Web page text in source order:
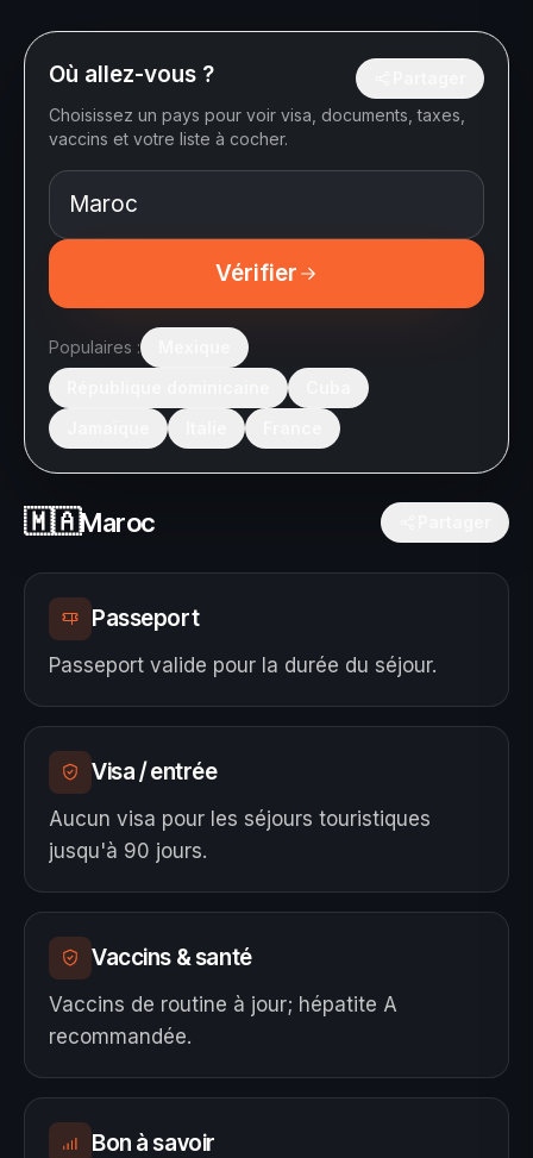
Où allez-vous ?
Choisissez un pays pour voir visa, documents, taxes,
vaccins et votre liste à cocher.
Vérifier
Populaires :
🇲🇦Maroc
Passeport
Passeport valide pour la durée du séjour.
Visa / entrée
Aucun visa pour les séjours touristiques
jusqu'à 90 jours.
Vaccins & santé
Vaccins de routine à jour; hépatite A
recommandée.
Bon à savoir